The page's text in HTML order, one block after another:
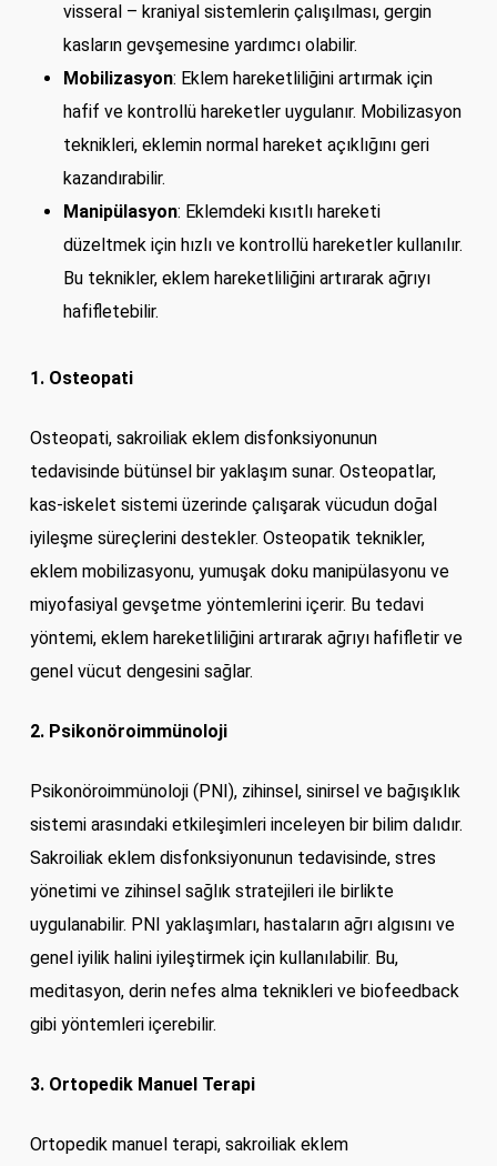
visseral – kraniyal sistemlerin çalışılması, gergin
kasların gevşemesine yardımcı olabilir.
Mobilizasyon: Eklem hareketliliğini artırmak için
hafif ve kontrollü hareketler uygulanır. Mobilizasyon
teknikleri, eklemin normal hareket açıklığını geri
kazandırabilir.
Manipülasyon: Eklemdeki kısıtlı hareketi
düzeltmek için hızlı ve kontrollü hareketler kullanılır.
Bu teknikler, eklem hareketliliğini artırarak ağrıyı
hafifletebilir.
1. Osteopati
Osteopati, sakroiliak eklem disfonksiyonunun
tedavisinde bütünsel bir yaklaşım sunar. Osteopatlar,
kas-iskelet sistemi üzerinde çalışarak vücudun doğal
iyileşme süreçlerini destekler. Osteopatik teknikler,
eklem mobilizasyonu, yumuşak doku manipülasyonu ve
miyofasiyal gevşetme yöntemlerini içerir. Bu tedavi
yöntemi, eklem hareketliliğini artırarak ağrıyı hafifletir ve
genel vücut dengesini sağlar.
2. Psikonöroimmünoloji
Psikonöroimmünoloji (PNI), zihinsel, sinirsel ve bağışıklık
sistemi arasındaki etkileşimleri inceleyen bir bilim dalıdır.
Sakroiliak eklem disfonksiyonunun tedavisinde, stres
yönetimi ve zihinsel sağlık stratejileri ile birlikte
uygulanabilir. PNI yaklaşımları, hastaların ağrı algısını ve
genel iyilik halini iyileştirmek için kullanılabilir. Bu,
meditasyon, derin nefes alma teknikleri ve biofeedback
gibi yöntemleri içerebilir.
3. Ortopedik Manuel Terapi
Ortopedik manuel terapi, sakroiliak eklem